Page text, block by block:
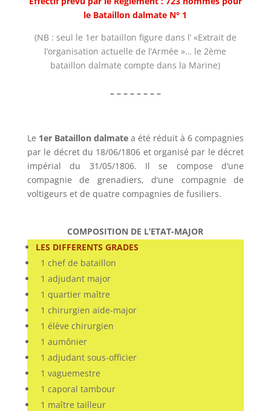
le Bataillon dalmate N° 1
(NB : seul le 1er bataillon figure dans l’ «Extrait de
l’organisation actuelle de l’Armée »… le 2ème
bataillon dalmate compte dans la Marine)
– – – – – – – –
Le 1er Bataillon dalmatea été réduit à 6 compagnies
par le décret du 18/06/1806 et organisé par le décret
impérial du 31/05/1806. Il se compose d’une
compagnie de grenadiers, d’une compagnie de
voltigeurs et de quatre compagnies de fusiliers.
COMPOSITION DE L’ETAT-MAJOR
LES DIFFERENTS GRADES
1 chef de bataillon
1 adjudant major
1 quartier maître
1 chirurgien aide-major
1 élève chirurgien
1 aumônier
1 adjudant sous-officier
1 vaguemestre
1 caporal tambour
1 maître tailleur